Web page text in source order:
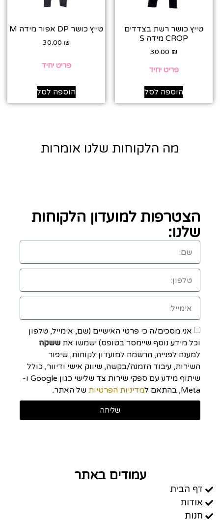
טייץ כושר רשת בצדדים
CROP מידה S
30.00 ₪
פריט יחיד
הוספה לסל
טייץ כושר DP אפור מידה M
30.00 ₪
פריט יחיד
הוספה לסל
מה הלקוחות שלנו אומרות
הצטרפות למועדון הלקוחות
שלנו:
אני מסכים/ה כי פרטי האישיים (שם, אימייל, טלפון
וכל מידע נוסף שיימסר בטופס) ישמשו את ששקה
למענה לפנייה, הרשמה למועדון לקוחות, שיפור
השירות, עיבוד הזמנה/בקשה, שיווק אישי ודיוור, כולל
שיתוף מידע עם ספקי שירות צד שלישי כגון Google ו-
Meta, בהתאם ל
מדיניות הפרטיות של האתר.
שליחה
עמודים באתר
דף הבית
אודות
חנות